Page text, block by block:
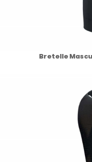
Bretelle